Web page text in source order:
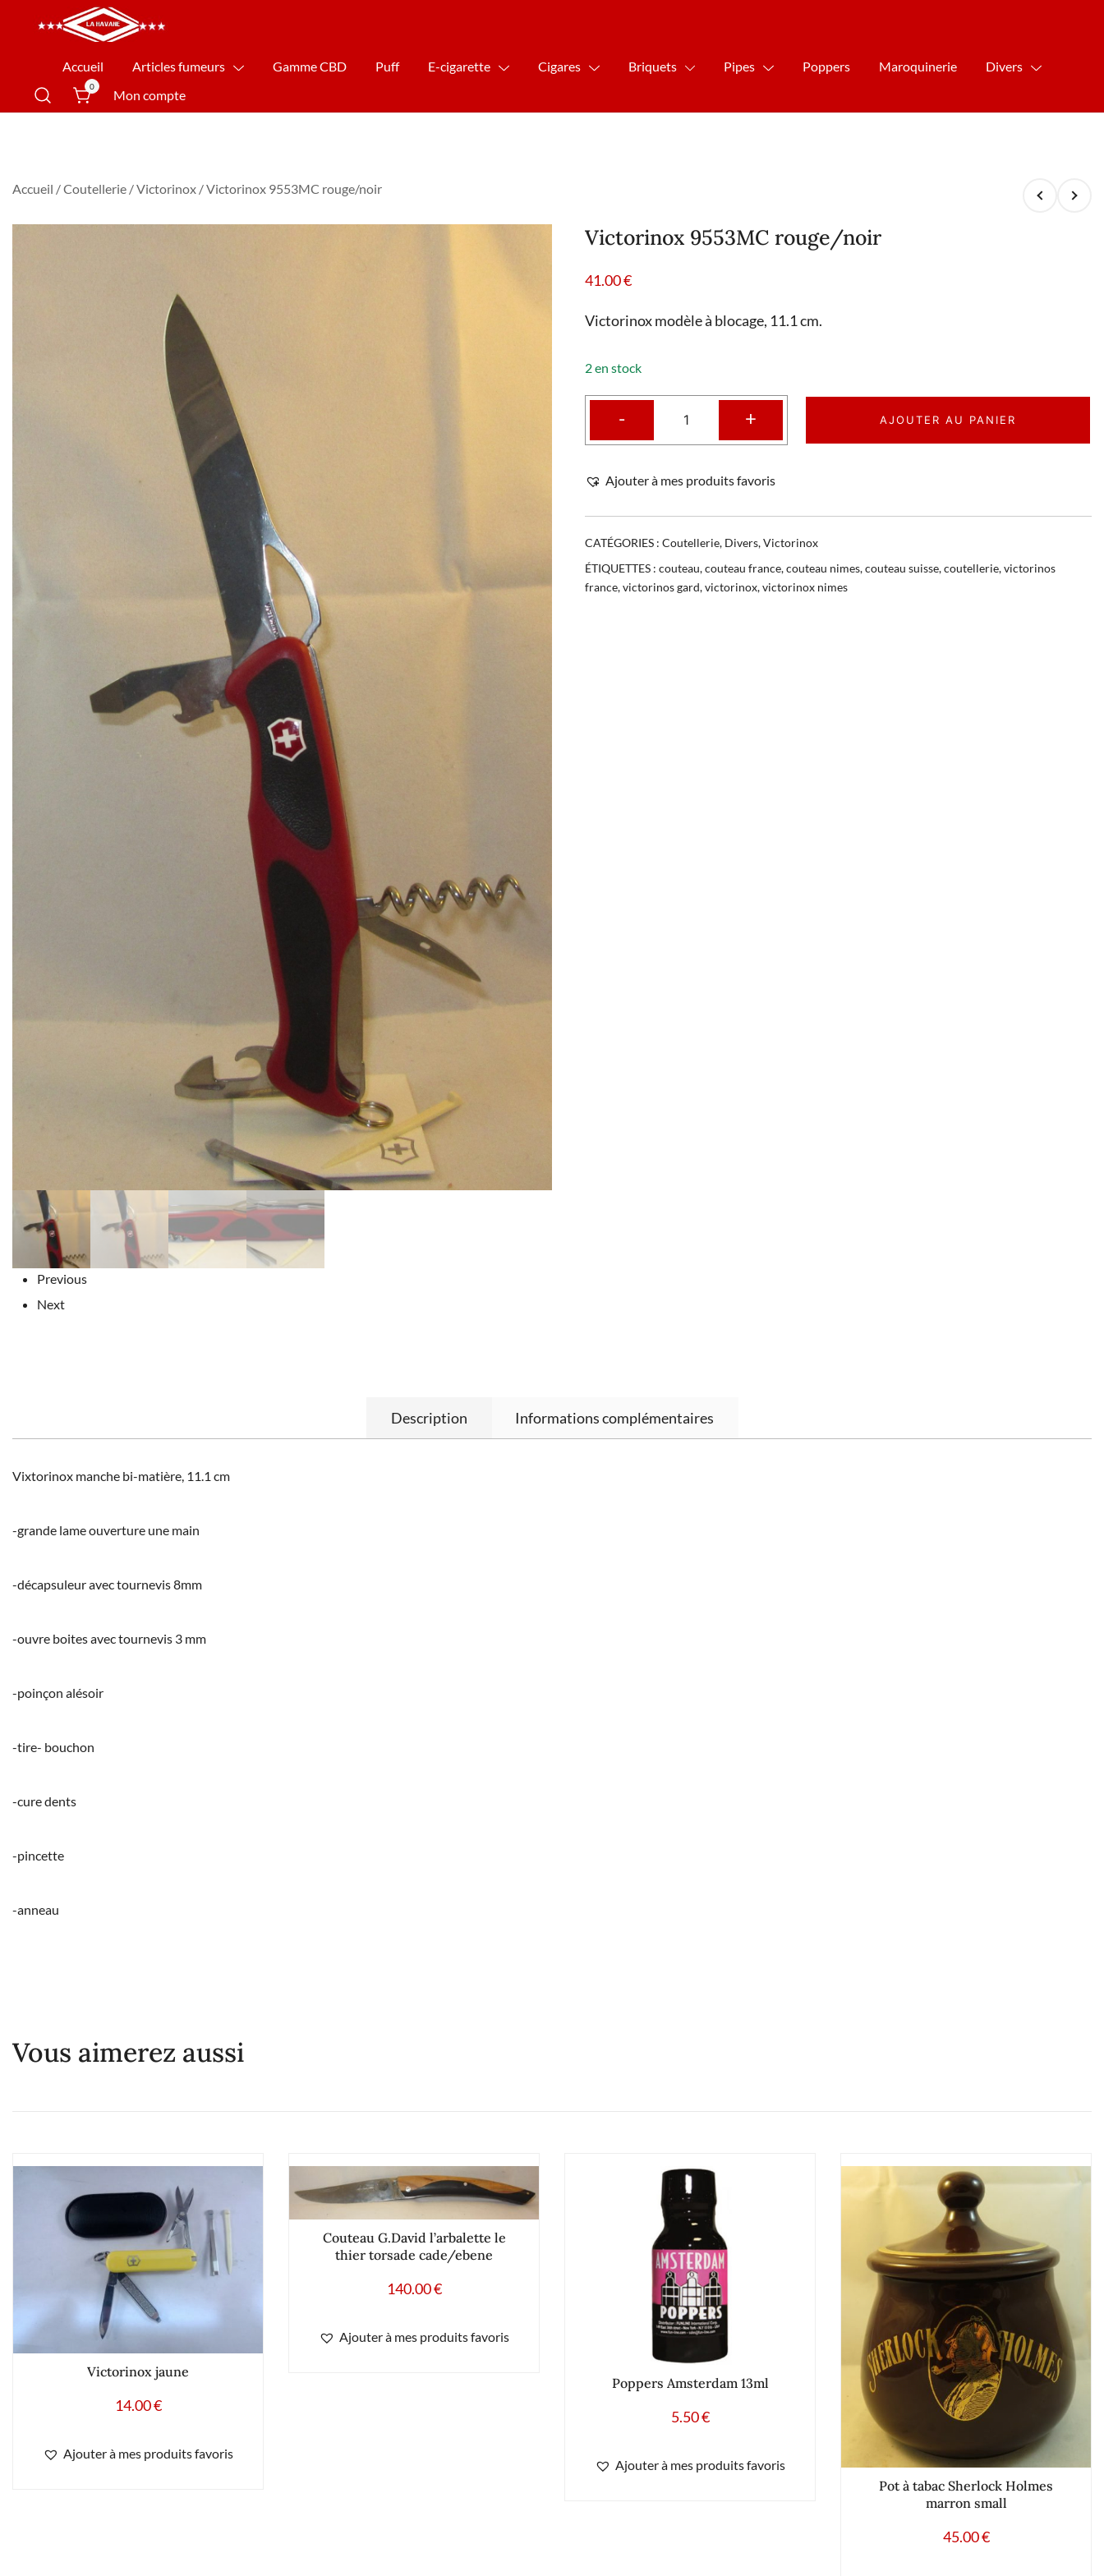
La Havane Nîmes
Accueil Articles fumeurs Gamme CBD Puff E-cigarette Cigares Briquets Pipes Poppers Maroquinerie Divers
0
Mon compte
Accueil /Coutellerie /Victorinox / Victorinox 9553MC rouge/noir
Previous
Next
Victorinox 9553MC rouge/noir
41.00€
Victorinox modèle à blocage, 11.1 cm.
2 en stock
- + AJOUTER AU PANIER
Ajouter à mes produits favoris
CATÉGORIES : Coutellerie, Divers,Victorinox
ÉTIQUETTES : couteau,couteau france,couteau nimes,couteau suisse,coutellerie,victorinos
france,victorinos gard,victorinox,victorinox nimes
Description Informations complémentaires
Vixtorinox manche bi-matière, 11.1 cm
-grande lame ouverture une main
-décapsuleur avec tournevis 8mm
-ouvre boites avec tournevis 3 mm
-poinçon alésoir
-tire- bouchon
-cure dents
-pincette
-anneau
Vous aimerez aussi
Victorinox jaune
14.00€
Ajouter à mes produits favoris
Couteau G.David l’arbalette le
thier torsade cade/ebene
140.00€
Ajouter à mes produits favoris
Poppers Amsterdam 13ml
5.50€
Ajouter à mes produits favoris
Pot à tabac Sherlock Holmes
marron small
45.00€